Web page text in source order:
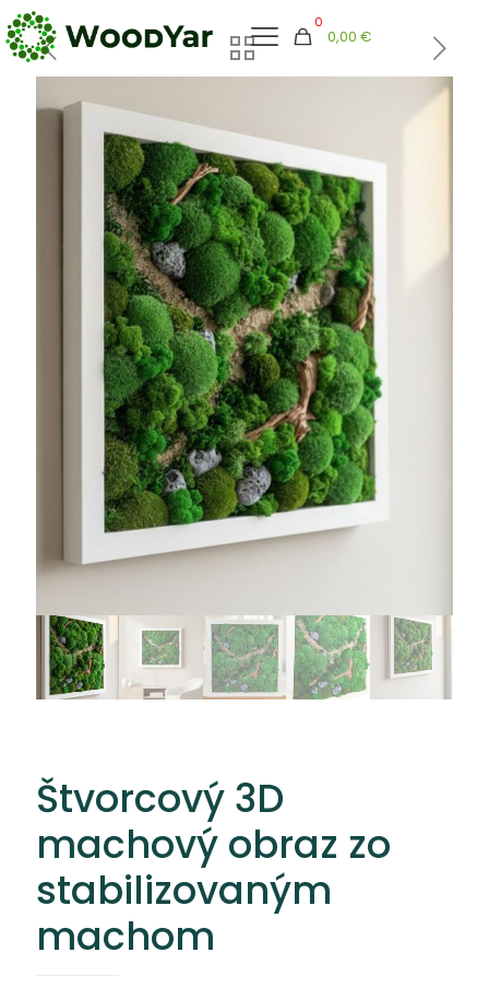
0
0,00 €
Štvorcový 3D
machový obraz zo
stabilizovaným
machom